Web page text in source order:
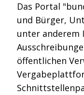
Das Portal
und Bürger,
unter anderem
öffentlichen